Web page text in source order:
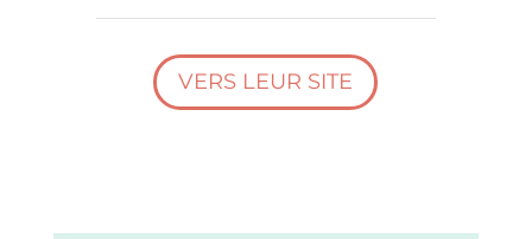
VERS LEUR SITE